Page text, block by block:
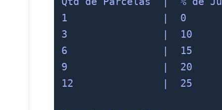
1                |  0
3                |  10
6                |  15
9                |  20
12               |  25